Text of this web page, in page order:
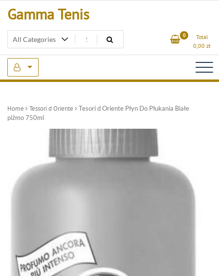
Gamma Tenis
0
Total
0,00 zł
Home Tessori d Oriente
Tesori d Oriente Płyn Do Płukania Białe
piżmo 750ml